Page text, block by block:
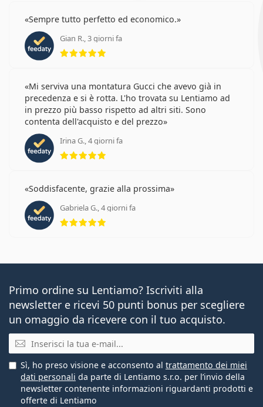
Sempre tutto perfetto ed economico.
Gian R., 3 giorni fa
Mi serviva una montatura Gucci che avevo già in
precedenza e si è rotta. L'ho trovata su Lentiamo ad
in prezzo più basso rispetto ad altri siti. Sono
contenta dell'acquisto e del prezzo
Irina G., 4 giorni fa
Soddisfacente, grazie alla prossima
Gabriela G., 4 giorni fa
valutazione 5 di 5
Primo ordine su Lentiamo? Iscriviti alla
newsletter e ricevi 50 punti bonus per scegliere
un omaggio da ricevere con il tuo acquisto.
E-mail
Sì, ho preso visione e acconsento al trattamento dei miei
dati personali da parte di Lentiamo s.r.o. per l’invio della
newsletter contenente informazioni riguardanti prodotti e
offerte di Lentiamo